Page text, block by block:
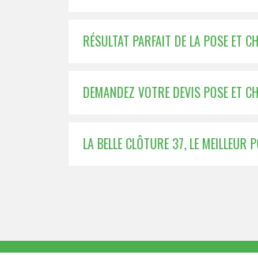
RÉSULTAT PARFAIT DE LA POSE ET
DEMANDEZ VOTRE DEVIS POSE ET
LA BELLE CLÔTURE 37, LE